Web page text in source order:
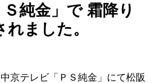
純金」で 霜降り
ました。
京テレビ「ＰＳ純金」にて松阪